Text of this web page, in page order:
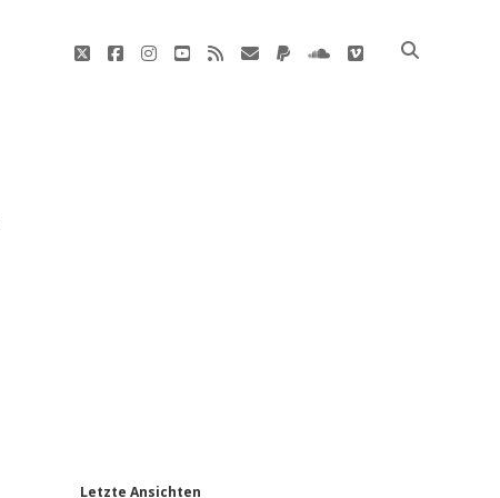
twitterfacebookinstagram
youtube
rss E-
paypalsoundcloud
vimeo
Letzte Ansichten